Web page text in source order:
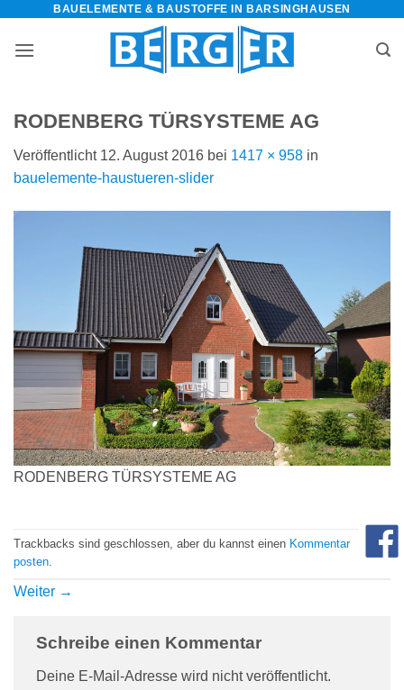
springen
BAUELEMENTE & BAUSTOFFE IN BARSINGHAUSEN
RODENBERG TÜRSYSTEME AG
Veröffentlicht 12. August 2016 bei 1417 × 958 in
bauelemente-haustueren-slider
RODENBERG TÜRSYSTEME AG
Trackbacks sind geschlossen, aber du kannst einen Kommentar
posten
Weiter →
Schreibe einen Kommentar
Deine E-Mail-Adresse wird nicht veröffentlicht.
da/7396d191548d7bebea1ee96e2c08/